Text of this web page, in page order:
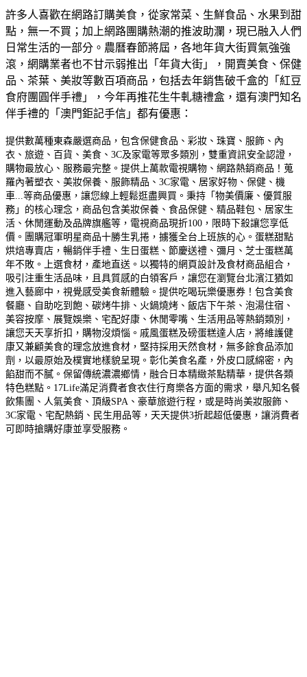
許多人喜歡在網路訂購美食，從家常菜、生鮮食品、水果到甜
點，無一不買；加上網路團購熱潮的推波助瀾，現已融入人們
日常生活的一部分。農曆春節將屆，各地年貨大街買氣強強
滾，網購業者也不甘示弱推出「年貨大街」，開賣美食、保健
品、茶葉、美妝等數百項商品，包括去年銷售破千盒的「紅豆
食府團圓伴手禮」，今年再推花生牛軋糖禮盒，還有澳門知名
伴手禮的「澳門鉅記手信」都有優惠：
提供數萬種東森嚴選商品，包含保健食品、彩妝、珠寶、服飾、內
衣、旅遊、百貨、美食、3C及家電等眾多類別，雙重資訊安全認證，
購物最放心、服務最完整。 提供上萬款電視購物、網路熱銷商品！蒐
羅內著塑衣、美妝保養、服飾精品、3C家電、居家好物、保健、機
車...等商品優惠，讓您線上輕鬆逛盡興買。 秉持「物美價廉、優質服
務」的核心理念，商品包含美妝保養、食品保健、精品鞋包、居家生
活、休閒運動及品牌旗艦等，電視商品現折100，限時下殺讓您享低
價。 團購冠軍明星商品十勝生乳捲，擄獲全台上班族的心。蛋糕甜點
烘焙專賣店，暢銷伴手禮、生日蛋糕、節慶送禮、彌月、芝士蛋糕萬
年不敗。
上選食材，產地直送。以獨特的網頁設計及食材商品組合，
吸引注重生活品味，且具質感的白領客戶，讓您在瀏覽台北濱江猶如
進入藝廊中，視覺感受美食新體驗。 提供吃喝玩樂優惠券！包含美食
餐廳、自助吃到飽、碳烤牛排、火鍋燒烤、飯店下午茶、泡湯住宿、
美容按摩、展覽娛樂、宅配好康、休閒零嘴、生活用品等熱銷類別，
讓您天天享折扣，購物沒煩惱。 戚風蛋糕及磅蛋糕達人店，將維護健
康又兼顧美食的理念放進食材，堅持採用天然食材，無多餘食品添加
劑，以最原始及樸實地樣貌呈現。 彰化美食名產，外皮口感綿密，內
餡甜而不膩。保留傳統濃濃鄉情，融合日本精緻茶點精華，提供各類
特色糕點。 17Life滿足消費者食衣住行育樂各方面的需求，舉凡知名餐
飲集團、人氣美食、頂級SPA、豪華旅遊行程，或是時尚美妝服飾、
3C家電、宅配熱銷、民生用品等，天天提供3折起超低優惠，讓消費者
可即時搶購好康並享受服務。